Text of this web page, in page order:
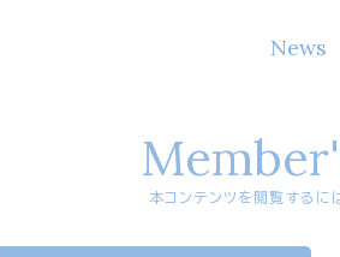
News
本コンテンツを閲覧するに